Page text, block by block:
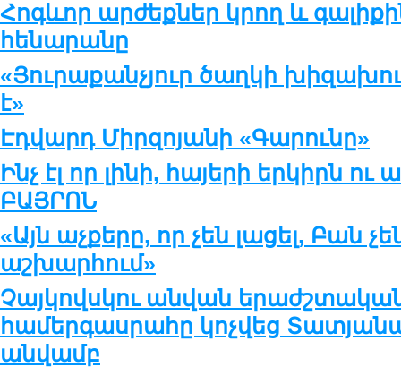
Հոգևոր արժեքներ կրող և
հենարանը
«Յուրաքանչյուր ծաղկի
է»
Էդվարդ Միրզոյանի «Գարունը»
Ինչ էլ որ լինի, հայերի երկիրն
ԲԱՅՐՈՆ
«Այն աչքերը, որ չեն լացել, Բան
աշխարհում»
Չայկովսկու անվան
համերգասրահը կոչվեց
անվամբ